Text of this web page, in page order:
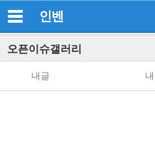
인벤
오픈이슈갤러리
내글